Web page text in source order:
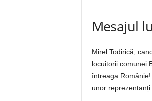
Mesajul
Mirel Todirică,
locuitorii comunei
întreaga
unor